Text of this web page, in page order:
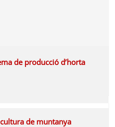
de producció d’horta
de muntanya